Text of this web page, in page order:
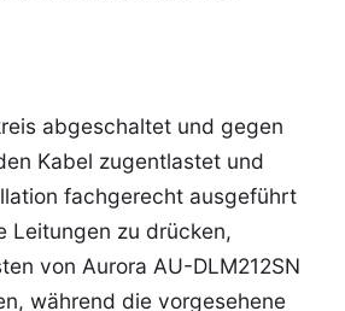
abgeschaltet und gegen
Kabel zugentlastet und
fachgerecht ausgeführt
Leitungen zu drücken,
von Aurora AU-DLM212SN
während die vorgesehene